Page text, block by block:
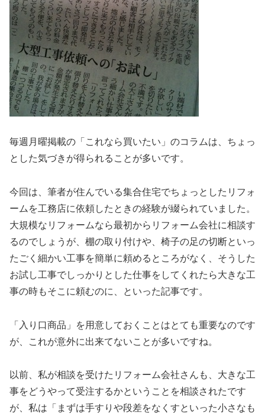
毎週月曜掲載の「これなら買いたい」のコラムは、ちょっ
とした気づきが得られることが多いです。
今回は、筆者が住んでいる集合住宅でちょっとしたリフォ
ームを工務店に依頼したときの経験が綴られていました。
大規模なリフォームなら最初からリフォーム会社に相談す
るのでしょうが、棚の取り付けや、椅子の足の切断といっ
たごく細かい工事を簡単に頼めるところがなく、そうした
お試し工事でしっかりとした仕事をしてくれたら大きな工
事の時もそこに頼むのに、といった記事です。
「入り口商品」を用意しておくことはとても重要なのです
が、これが意外に出来てないことが多いですね。
以前、私が相談を受けたリフォーム会社さんも、大きな工
事をどうやって受注するかということを相談されたです
が、私は「まずは手すりや段差をなくすといった小さなも